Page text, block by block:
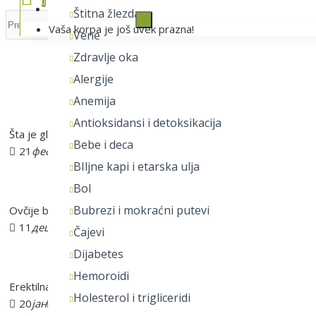
Lista želja
Štitna žlezda
Vene
Zdravlje oka
Alergije
Anemija
Antioksidansi i detoksikacija
Bebe i deca
BIljne kapi i etarska ulja
Bol
Bubrezi i mokraćni putevi
Čajevi
Dijabetes
Hemoroidi
Holesterol i trigliceridi
Vaša korpa je još uvek prazna!
Šta je glutation?
21 феб 11
Ovčije boginje
11 дец
Erektilna disfunkcija
20јан